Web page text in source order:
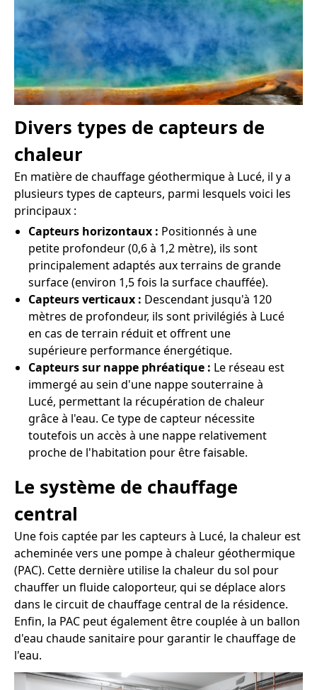
Divers types de capteurs de
chaleur
En matière de chauffage géothermique à Lucé, il y a
plusieurs types de capteurs, parmi lesquels voici les
principaux :
Capteurs horizontaux : Positionnés à une
petite profondeur (0,6 à 1,2 mètre), ils sont
principalement adaptés aux terrains de grande
surface (environ 1,5 fois la surface chauffée).
Capteurs verticaux : Descendant jusqu'à 120
mètres de profondeur, ils sont privilégiés à Lucé
en cas de terrain réduit et offrent une
supérieure performance énergétique.
Capteurs sur nappe phréatique : Le réseau est
immergé au sein d'une nappe souterraine à
Lucé, permettant la récupération de chaleur
grâce à l'eau. Ce type de capteur nécessite
toutefois un accès à une nappe relativement
proche de l'habitation pour être faisable.
Le système de chauffage
central
Une fois captée par les capteurs à Lucé, la chaleur est
acheminée vers une pompe à chaleur géothermique
(PAC). Cette dernière utilise la chaleur du sol pour
chauffer un fluide caloporteur, qui se déplace alors
dans le circuit de chauffage central de la résidence.
Enfin, la PAC peut également être couplée à un ballon
d'eau chaude sanitaire pour garantir le chauffage de
l'eau.